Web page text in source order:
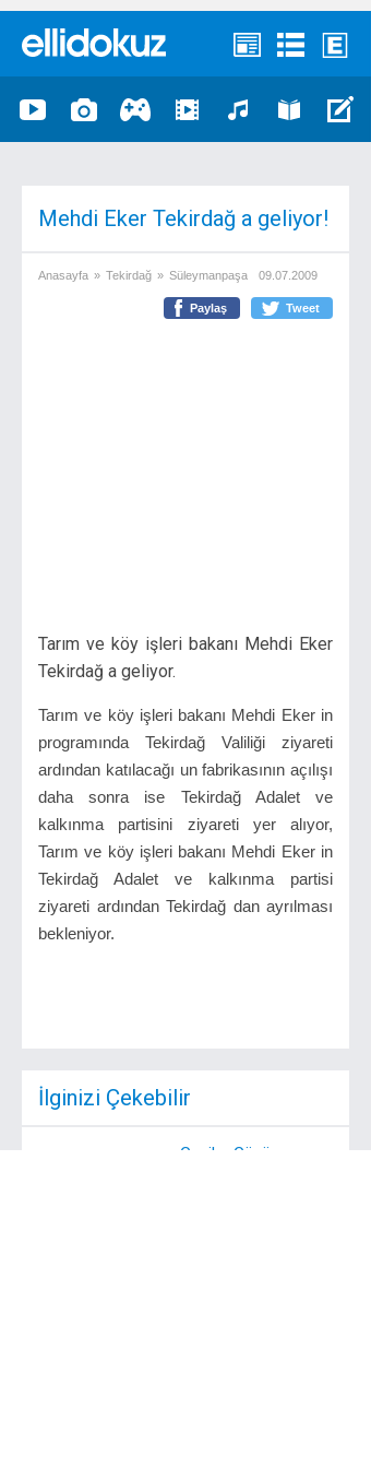
Mehdi Eker Tekirdağ a geliyor!
Anasayfa » Tekirdağ » Süleymanpaşa 09.07.2009
Paylaş Tweet
Tarım ve köy işleri bakanı Mehdi Eker
Tekirdağ a geliyor.
Tarım ve köy işleri bakanı Mehdi Eker in
programında Tekirdağ Valiliği ziyareti
ardından katılacağı un fabrikasının açılışı
daha sonra ise Tekirdağ Adalet ve
kalkınma partisini ziyareti yer alıyor,
Tarım ve köy işleri bakanı Mehdi Eker in
Tekirdağ Adalet ve kalkınma partisi
ziyareti ardından Tekirdağ dan ayrılması
bekleniyor.
İlginizi Çekebilir
Gaziler Günü